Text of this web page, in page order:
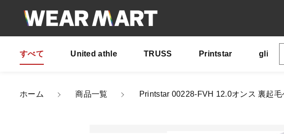
すべて United athle TRUSS Printstar
ホーム 商品一覧 Printstar 00228-FVH 12.0オンス 裏起
Printstar 00228-